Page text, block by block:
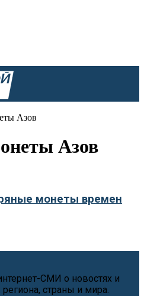
Азов
Азов
монеты времен
СМИ о новостях и
страны и мира.